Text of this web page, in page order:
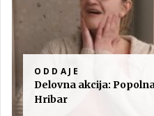
ODDAJE
Delovna akcija:
Hribar